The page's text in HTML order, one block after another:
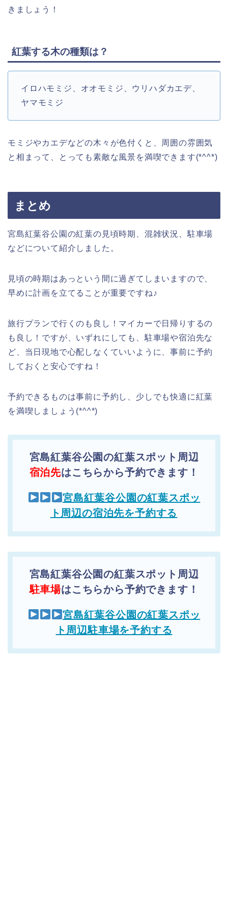
きましょう！
紅葉する木の種類は？
イロハモミジ、オオモミジ、ウリハダカエデ、
ヤマモミジ
モミジやカエデなどの木々が色付くと、周囲の雰囲気
と相まって、とっても素敵な風景を満喫できます(*^^*)
まとめ
宮島紅葉谷公園の紅葉の見頃時期、混雑状況、駐車場
などについて紹介しました。
見頃の時期はあっという間に過ぎてしまいますので、
早めに計画を立てることが重要ですね♪
旅行プランで行くのも良し！マイカーで日帰りするの
も良し！ですが、いずれにしても、駐車場や宿泊先な
ど、当日現地で心配しなくていいように、事前に予約
しておくと安心ですね！
予約できるものは事前に予約し、少しでも快適に紅葉
を満喫しましょう(*^^*)
宮島紅葉谷公園の紅葉スポット周辺
宿泊先はこちらから予約できます！
宮島紅葉谷公園の紅葉スポッ
ト周辺の宿泊先を予約する
宮島紅葉谷公園の紅葉スポット周辺
駐車場はこちらから予約できます！
宮島紅葉谷公園の紅葉スポッ
ト周辺駐車場を予約する